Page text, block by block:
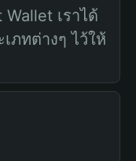
เราได้
ภทต่างๆ ไว้ให้